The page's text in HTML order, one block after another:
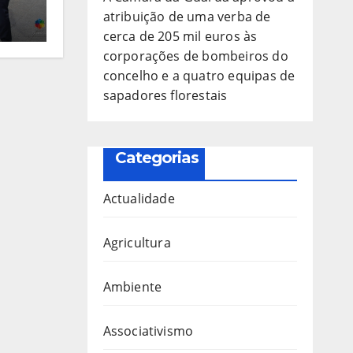
atribuição de uma verba de
cerca de 205 mil euros às
corporações de bombeiros do
concelho e a quatro equipas de
sapadores florestais
Categorias
Actualidade
Agricultura
Ambiente
Associativismo